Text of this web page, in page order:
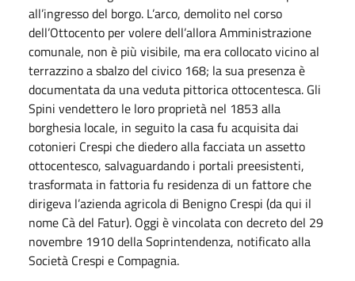
all’ingresso del borgo. L’arco, demolito nel corso
dell’Ottocento per volere dell’allora Amministrazione
comunale, non è più visibile, ma era collocato vicino al
terrazzino a sbalzo del civico 168; la sua presenza è
documentata da una veduta pittorica ottocentesca. Gli
Spini vendettero le loro proprietà nel 1853 alla
borghesia locale, in seguito la casa fu acquisita dai
cotonieri Crespi che diedero alla facciata un assetto
ottocentesco, salvaguardando i portali preesistenti,
trasformata in fattoria fu residenza di un fattore che
dirigeva l’azienda agricola di Benigno Crespi (da qui il
nome Cà del Fatur). Oggi è vincolata con decreto del 29
novembre 1910 della Soprintendenza, notificato alla
Società Crespi e Compagnia.